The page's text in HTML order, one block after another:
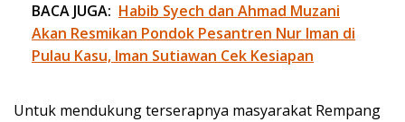
BACA JUGA: Habib Syech dan Ahmad Muzani
Akan Resmikan Pondok Pesantren Nur Iman di
Pulau Kasu, Iman Sutiawan Cek Kesiapan
Untuk mendukung terserapnya masyarakat Rempang